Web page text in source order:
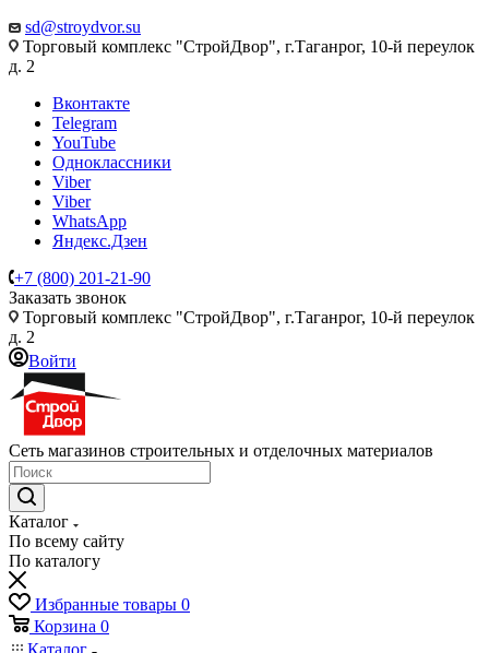
sd@stroydvor.su
Торговый комплекс "СтройДвор", г.Таганрог, 10-й переулок
д. 2
Вконтакте
Telegram
YouTube
Одноклассники
Viber
Viber
WhatsApp
Яндекс.Дзен
+7 (800) 201-21-90
Заказать звонок
Торговый комплекс "СтройДвор", г.Таганрог, 10-й переулок
д. 2
Войти
Сеть магазинов строительных и отделочных материалов
Каталог
По всему сайту
По каталогу
Избранные товары 0
Корзина 0
Каталог